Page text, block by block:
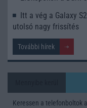
Itt a vég a Galaxy
utolsó nagy frissítés
További hírek
Keressen a telefonboltok